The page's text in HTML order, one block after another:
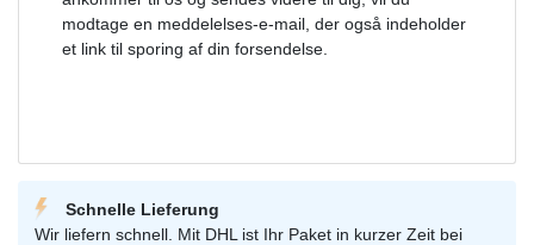
modtage en meddelelses-e-mail, der også indeholder
et link til sporing af din forsendelse.
Schnelle Lieferung
Wir liefern schnell. Mit DHL ist Ihr Paket in kurzer Zeit bei